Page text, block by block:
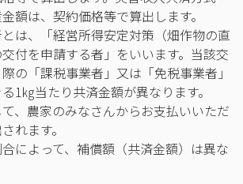
額は、契約価格等で算出します。
は、「経営所得安定対策（畑作物の直
付を申請する者」をいいます。当該交
の「課税事業者」又は「免税事業者」
1㎏当たり共済金額が異なります。
、農家のみなさんからお支払いいただ
れます。
によって、補償額（共済金額）は異な